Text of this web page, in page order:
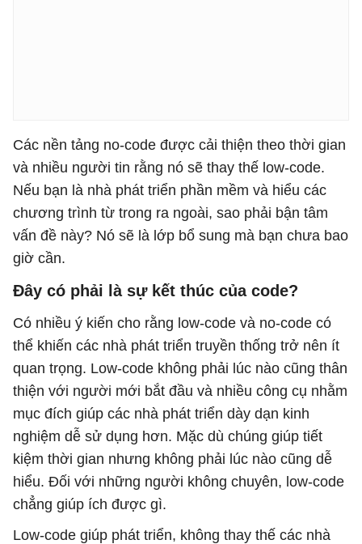
Các nền tảng no-code được cải thiện theo thời gian
và nhiều người tin rằng nó sẽ thay thế low-code.
Nếu bạn là nhà phát triển phần mềm và hiểu các
chương trình từ trong ra ngoài, sao phải bận tâm
vấn đề này? Nó sẽ là lớp bổ sung mà bạn chưa bao
giờ cần.
Đây có phải là sự kết thúc của code?
Có nhiều ý kiến cho rằng low-code và no-code có
thể khiến các nhà phát triển truyền thống trở nên ít
quan trọng. Low-code không phải lúc nào cũng thân
thiện với người mới bắt đầu và nhiều công cụ nhằm
mục đích giúp các nhà phát triển dày dạn kinh
nghiệm dễ sử dụng hơn. Mặc dù chúng giúp tiết
kiệm thời gian nhưng không phải lúc nào cũng dễ
hiểu. Đối với những người không chuyên, low-code
chẳng giúp ích được gì.
Low-code giúp phát triển, không thay thế các nhà